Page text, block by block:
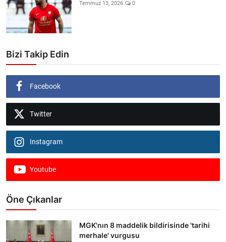
Temmuz 13, 2026 0
Bizi Takip Edin
Facebook
Twitter
Instagram
Youtube
Öne Çıkanlar
MGK'nın 8 maddelik bildirisinde 'tarihi
merhale' vurgusu